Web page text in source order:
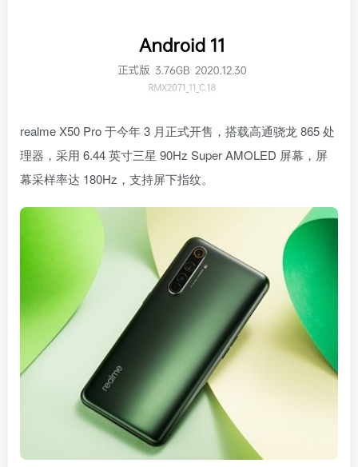
realme X50 Pro 于今年 3 月正式开售，搭载高通骁龙 865 处
理器，采用 6.44 英寸三星 90Hz Super AMOLED 屏幕，屏
幕采样率达 180Hz，支持屏下指纹。